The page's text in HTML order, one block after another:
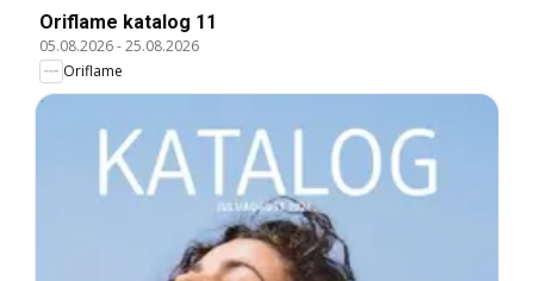
Oriflame katalog 11
05.08.2026-25.08.2026
Oriflame